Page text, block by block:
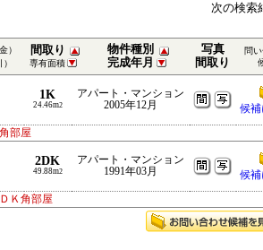
次の検
） 間取り
専有面積
物件種別
完成年月
写真
間取り
問
1K
24.46m2
アパート・マンション
2005年12月
候補
部屋
2DK
49.88m2
アパート・マンション
1991年03月
候補
Ｋ角部屋